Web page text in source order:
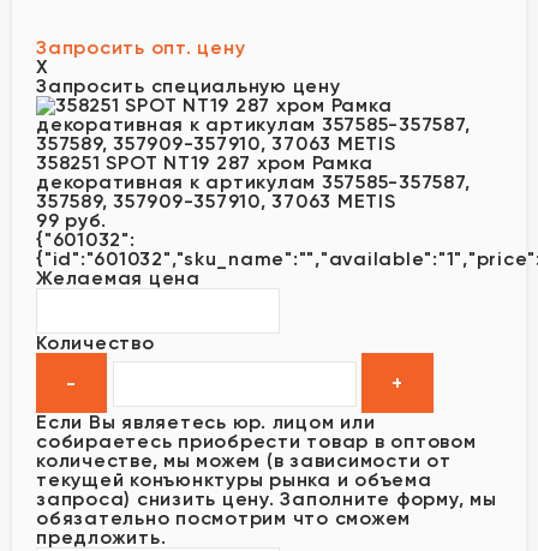
Запросить опт. цену
X
Запросить специальную цену
358251 SPOT NT19 287 хром Рамка
декоративная к артикулам 357585-357587,
357589, 357909-357910, 37063 METIS
99 руб.
{"601032":
Желаемая цена
Количество
Если Вы являетесь юр. лицом или
собираетесь приобрести товар в оптовом
количестве, мы можем (в зависимости от
текущей конъюнктуры рынка и объема
запроса) снизить цену. Заполните форму, мы
обязательно посмотрим что сможем
предложить.